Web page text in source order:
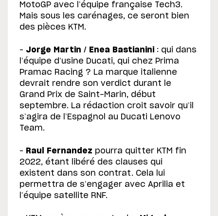
MotoGP avec l’équipe française Tech3.
Mais sous les carénages, ce seront bien
des pièces KTM.
– Jorge Martin / Enea Bastianini : qui dans
l’équipe d’usine Ducati, qui chez Prima
Pramac Racing ? La marque italienne
devrait rendre son verdict durant le
Grand Prix de Saint-Marin, début
septembre. La rédaction croit savoir qu’il
s’agira de l’Espagnol au Ducati Lenovo
Team.
– Raul Fernandez pourra quitter KTM fin
2022, étant libéré des clauses qui
existent dans son contrat. Cela lui
permettra de s’engager avec Aprilia et
l’équipe satellite RNF.